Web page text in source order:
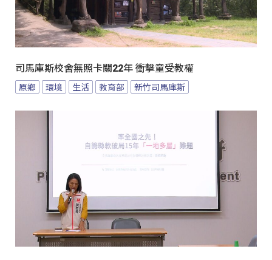
司馬庫斯校舍無照卡關22年 衝擊童受教權
原鄉 環境 生活 教育部 新竹司馬庫斯